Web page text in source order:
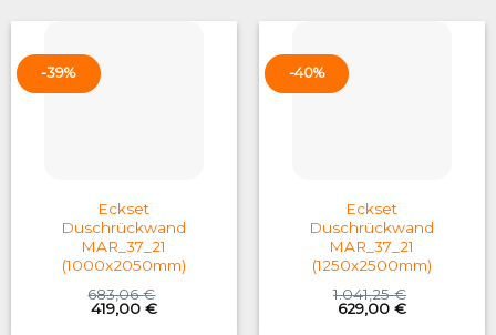
-39%
Eckset
Duschrückwand
MAR_37_21
(1000x2050mm)
683,06€
Original
price
419,00 €Current
-40%
Eckset
Duschrückwand
MAR_37_21
(1250x2500mm)
1.041,25€
Original
price
629,00 €Current